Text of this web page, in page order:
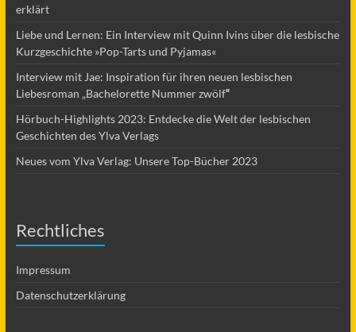
erklärt
Liebe und Lernen: Ein Interview mit Quinn Ivins über die lesbische
Kurzgeschichte »Pop-Tarts und Pyjamas«
Interview mit Jae: Inspiration für ihren neuen lesbischen
Liebesroman „Bachelorette Nummer zwölf“
Hörbuch-Highlights 2023: Entdecke die Welt der lesbischen
Geschichten des Ylva Verlags
Neues vom Ylva Verlag: Unsere Top-Bücher 2023
Rechtliches
Impressum
Datenschutzerklärung